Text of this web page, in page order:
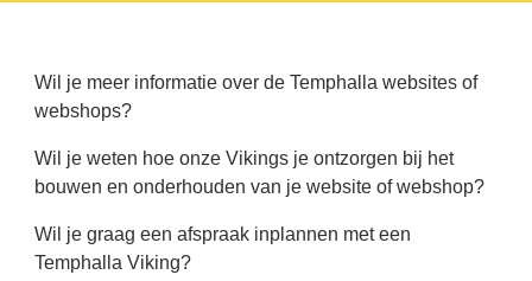
Wil je meer informatie over de Temphalla websites of
webshops?
Wil je weten hoe onze Vikings je ontzorgen bij het
bouwen en onderhouden van je website of webshop?
Wil je graag een afspraak inplannen met een
Temphalla Viking?